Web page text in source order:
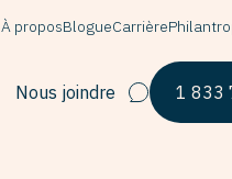
À proposBlogueCarrière
Nous joindre 1 833